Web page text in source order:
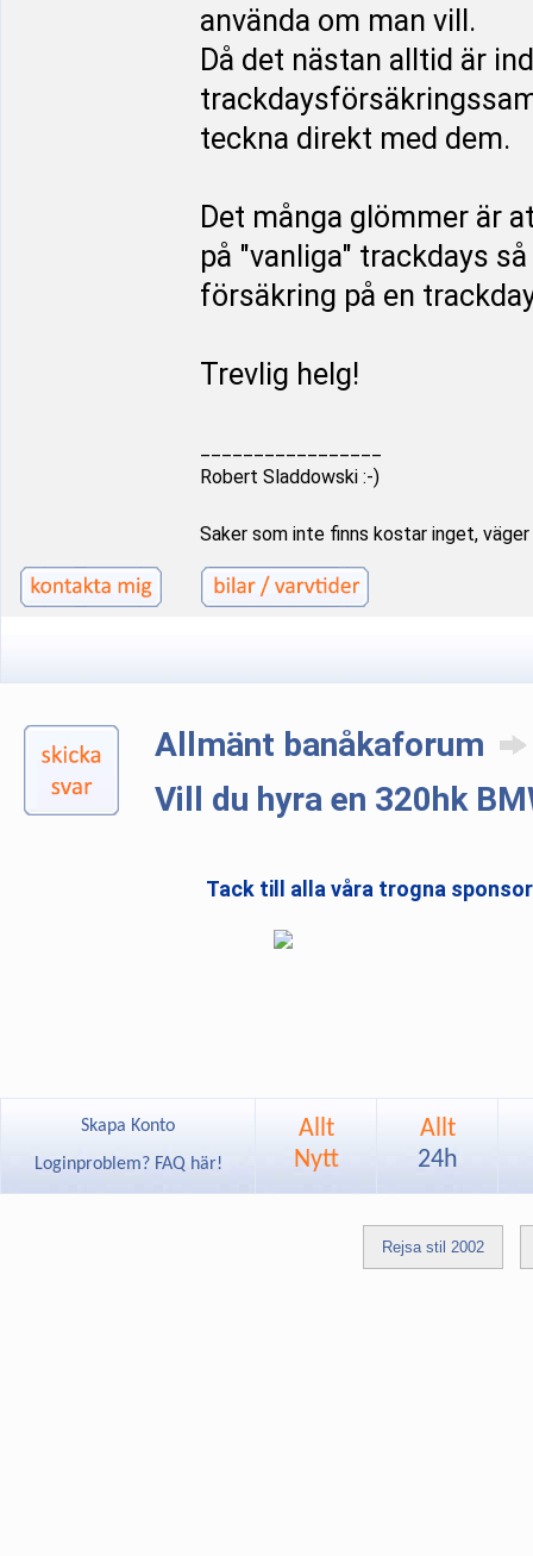
använda om man vill.
Då det nästan alltid är
teckna direkt med dem.
Det många glömmer är
på "vanliga" trackdays
försäkring på en
Trevlig helg!
Robert Sladdowski :-)
Saker som inte finns kostar inget,
Allmänt banåkaforum
Vill du hyra en 320hk
Tack till alla våra trogna
Skapa Konto
Loginproblem? FAQ här!
Allt
Nytt
Allt
24h
Rejsa stil 2002